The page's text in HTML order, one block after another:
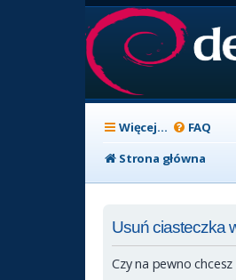
Więcej… FAQ
Strona główna
Usuń ciasteczka
Czy na pewno